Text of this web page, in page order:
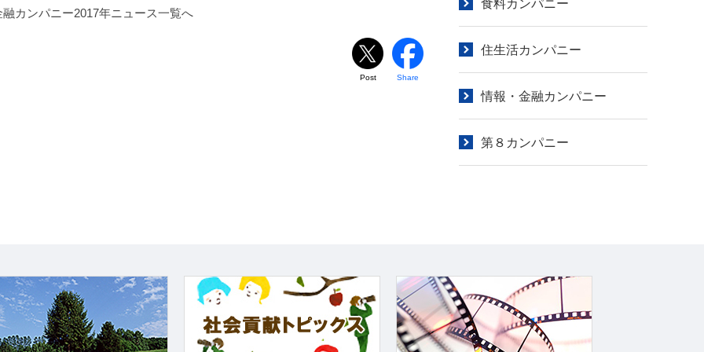
カンパニー2017年ニュース一覧へ
Post Share
食料カンパニー
住生活カンパニー
情報・金融カンパニー
第８カンパニー